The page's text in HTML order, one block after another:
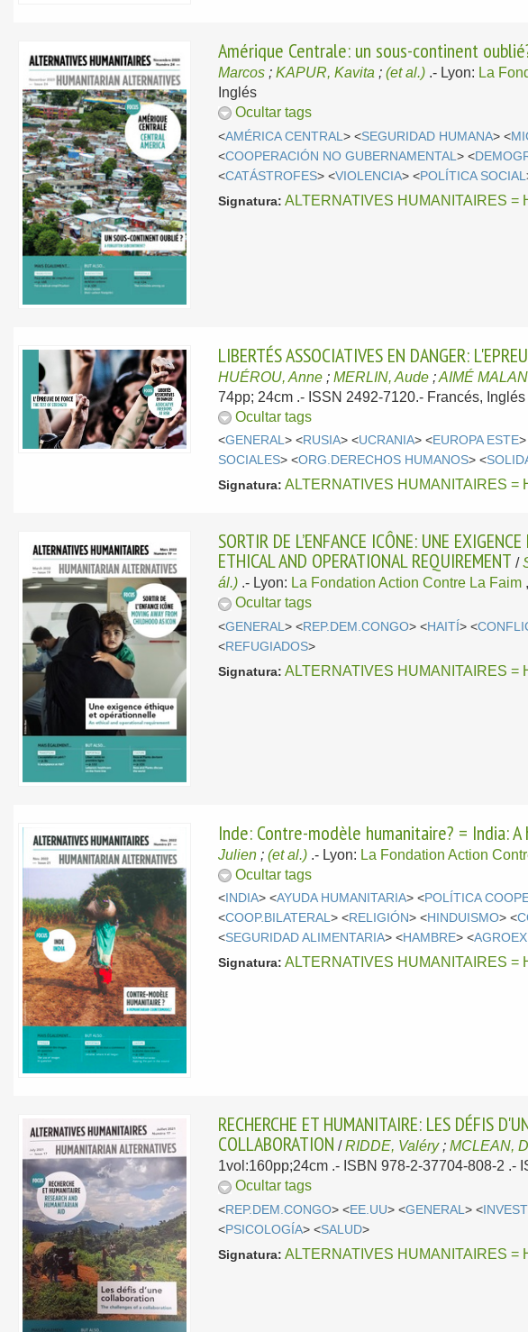
Amérique Centrale: un sous-continent
Marcos ;KAPUR, Kavita ;(et al.) .- Lyon: La
Inglés
Ocultar tags
<AMÉRICA CENTRAL> <SEGURIDAD HUMANA> <
<COOPERACIÓN NO GUBERNAMENTAL> <
<CATÁSTROFES> <VIOLENCIA> <POLÍTICA SOCIAL
Signatura: ALTERNATIVES HUMANITAIRES =
LIBERTÉS ASSOCIATIVES EN DANGER:
HUÉROU, Anne ;MERLIN, Aude ;AIMÉ
74pp; 24cm .- ISSN 2492-7120.- Francés, Inglés
Ocultar tags
<GENERAL> <RUSIA> <UCRANIA> <EUROPA ESTE
SOCIALES> <ORG.DERECHOS HUMANOS> <
Signatura: ALTERNATIVES HUMANITAIRES =
SORTIR DE L’ENFANCE ICÔNE: UNE
ETHICAL AND OPERATIONAL REQUIREMENT/
ál.) .- Lyon: La Fondation Action Contre La Faim
Ocultar tags
<GENERAL> <REP.DEM.CONGO> <HAITÍ> <
<REFUGIADOS>
Signatura: ALTERNATIVES HUMANITAIRES =
Inde: Contre-modèle humanitaire? = India:
Julien ;(et al.) .- Lyon: La Fondation Action
Ocultar tags
< INDIA> <AYUDA HUMANITARIA> <POLÍTICA
<COOP.BILATERAL> <RELIGIÓN> <HINDUISMO> <
<SEGURIDAD ALIMENTARIA> <HAMBRE> <
Signatura: ALTERNATIVES HUMANITAIRES =
RECHERCHE ET HUMANITAIRE: LES DÉFIS
COLLABORATION /RIDDE, Valéry;MCLEAN,
1vol:160pp;24cm .- ISBN 978-2-37704-808-2 .-
Ocultar tags
<REP.DEM.CONGO> <EE.UU> <GENERAL> <
<PSICOLOGÍA> <SALUD>
Signatura: ALTERNATIVES HUMANITAIRES =